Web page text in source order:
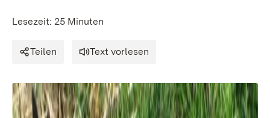
Lesezeit: 25 Minuten
Teilen Text vorlesen